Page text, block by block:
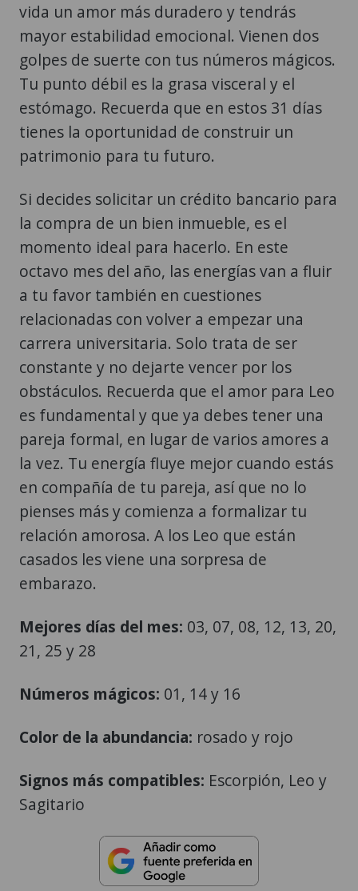
vida un amor más duradero y tendrás
mayor estabilidad emocional. Vienen dos
golpes de suerte con tus números mágicos.
Tu punto débil es la grasa visceral y el
estómago. Recuerda que en estos 31 días
tienes la oportunidad de construir un
patrimonio para tu futuro.
Si decides solicitar un crédito bancario para
la compra de un bien inmueble, es el
momento ideal para hacerlo. En este
octavo mes del año, las energías van a fluir
a tu favor también en cuestiones
relacionadas con volver a empezar una
carrera universitaria. Solo trata de ser
constante y no dejarte vencer por los
obstáculos. Recuerda que el amor para Leo
es fundamental y que ya debes tener una
pareja formal, en lugar de varios amores a
la vez. Tu energía fluye mejor cuando estás
en compañía de tu pareja, así que no lo
pienses más y comienza a formalizar tu
relación amorosa. A los Leo que están
casados les viene una sorpresa de
embarazo.
Mejores días del mes: 03, 07, 08, 12, 13, 20,
21, 25 y 28
Números mágicos: 01, 14 y 16
Color de la abundancia: rosado y rojo
Signos más compatibles: Escorpión, Leo y
Sagitario